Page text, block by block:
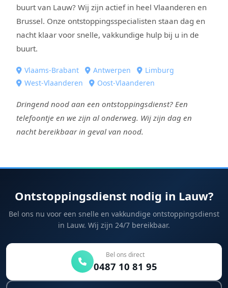
buurt van Lauw? Wij zijn actief in heel Vlaanderen en
Brussel. Onze ontstoppingsspecialisten staan dag en
nacht klaar voor snelle, vakkundige hulp bij u in de
buurt.
Vlaams-Brabant Antwerpen
Limburg
West-Vlaanderen
Oost-Vlaanderen
Dringend nood aan een ontstoppingsdienst? Een
telefoontje en we zijn al onderweg. Wij zijn dag en
nacht bereikbaar in geval van nood.
Ontstoppingsdienst nodig in Lauw?
Bel ons nu voor een snelle en vakkundige ontstoppingsdienst
in Lauw. Wij zijn 24/7 bereikbaar.
Bel ons direct
0487 10 81 95